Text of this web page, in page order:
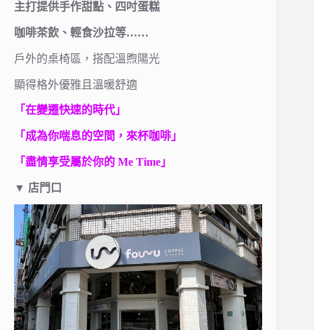
主打提供手作甜點、四吋蛋糕
咖啡茶飲、輕食沙拉等……
戶外的桌椅區，搭配溫煦陽光
顯得格外優雅且溫暖舒適
「在變遷快速的時代」
「成為你喘息的空間，來杯咖啡」
「盡情享受屬於你的 Me Time」
▼ 店門口